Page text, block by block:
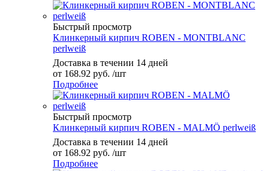
Быстрый просмотр
Клинкерный кирпич ROBEN - MONTBLANC
perlweiß
Доставка в течении 14 дней
от 168.92 руб. /шт
Подробнее
Быстрый просмотр
Клинкерный кирпич ROBEN - MALMÖ perlweiß
Доставка в течении 14 дней
от 168.92 руб. /шт
Подробнее